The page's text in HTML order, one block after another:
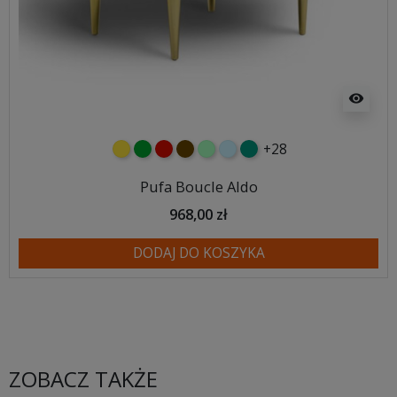
visibility
żółtyzielonyczerwony
czekoladowy
miętowybłękitny
turkusowy
+28
Pufa Boucle Aldo
968,00 zł
DODAJ DO KOSZYKA
ZOBACZ TAKŻE